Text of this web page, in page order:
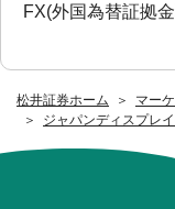
松井証券ホーム
マー
ジャパンディスプレ
FX(外国為替証拠